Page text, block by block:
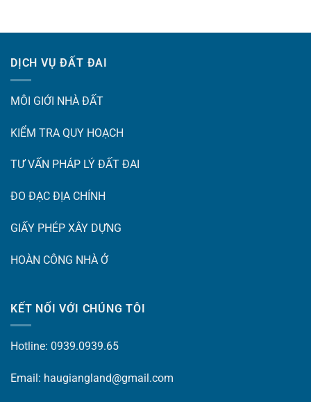
DỊCH VỤ ĐẤT ĐAI
MÔI GIỚI NHÀ ĐẤT
KIỂM TRA QUY HOẠCH
TƯ VẤN PHÁP LÝ ĐẤT ĐAI
ĐO ĐẠC ĐỊA CHÍNH
GIẤY PHÉP XÂY DỰNG
HOÀN CÔNG NHÀ Ở
KẾT NỐI VỚI CHÚNG TÔI
Hotline: 0939.0939.65
Email: haugiangland@gmail.com